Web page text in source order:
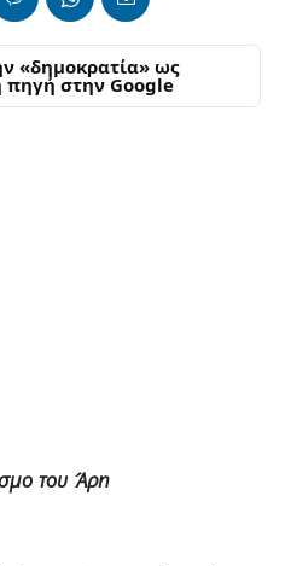
«δημοκρατία» ως
πηγή στην Google
του Άρη